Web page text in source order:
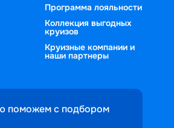
Программа лояльности
Коллекция выгодных
круизов
Круизные компании и
наши партнеры
поможем с подбором